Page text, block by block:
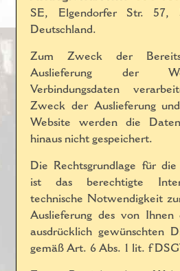
SE, Elgendorfer Str. 57,
Deutschland.
Zum Zweck der
Auslieferung der
Verbindungsdaten
Zweck der Auslieferung
Website werden die
hinaus nicht gespeichert.
Die Rechtsgrundlage für
ist das berechtigte
technische Notwendigkeit
Auslieferung des von
ausdrücklich gewünschten
gemäß Art. 6 Abs. 1 lit. f